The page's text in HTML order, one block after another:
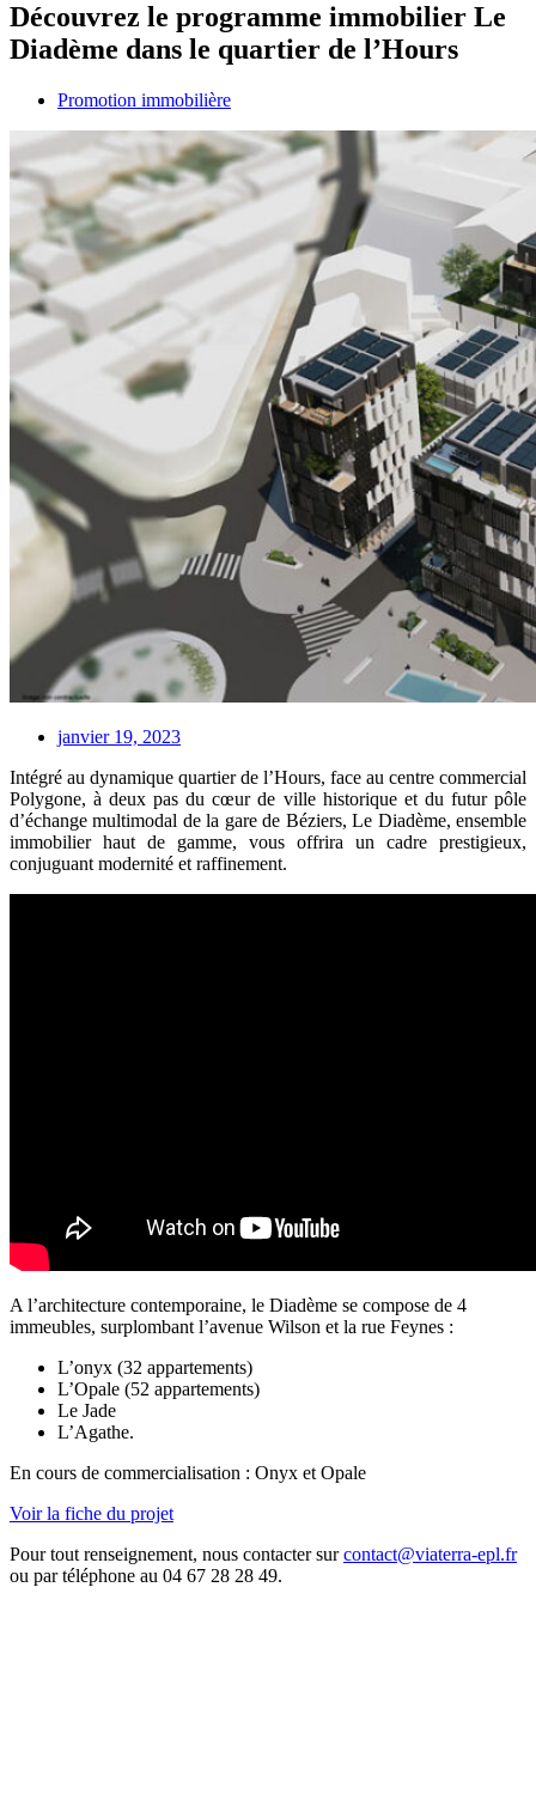
Découvrez le programme immobilier Le
Diadème dans le quartier de l’Hours
Promotion immobilière
janvier 19, 2023
Intégré au dynamique quartier de l’Hours, face au centre commercial
Polygone, à deux pas du cœur de ville historique et du futur pôle
d’échange multimodal de la gare de Béziers, Le Diadème, ensemble
immobilier haut de gamme, vous offrira un cadre prestigieux,
conjuguant modernité et raffinement.
A l’architecture contemporaine, le Diadème se compose de 4
immeubles, surplombant l’avenue Wilson et la rue Feynes :
L’onyx (32 appartements)
L’Opale (52 appartements)
Le Jade
L’Agathe.
En cours de commercialisation : Onyx et Opale
Voir la fiche du projet
Pour tout renseignement, nous contacter surcontact@viaterra-epl.fr
ou par téléphone au 04 67 28 28 49.